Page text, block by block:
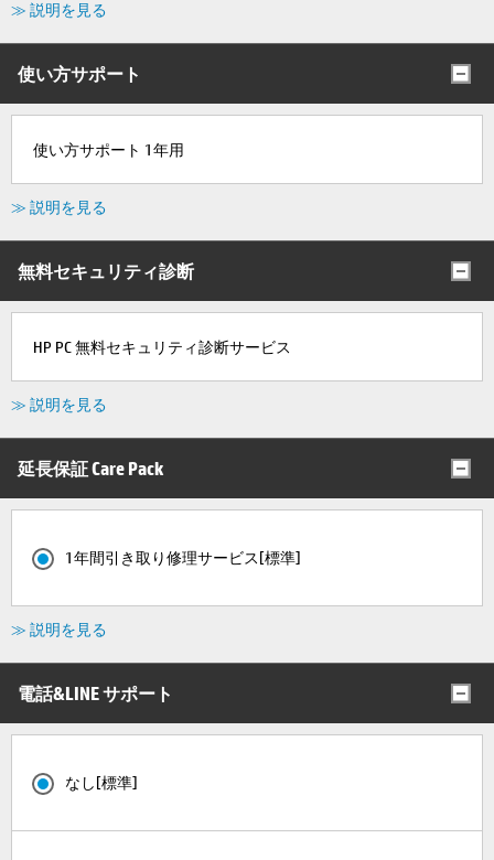
≫ 説明を見る
使い方サポート
使い方サポート 1年用
≫ 説明を見る
無料セキュリティ診断
HP PC 無料セキュリティ診断サービス
≫ 説明を見る
延長保証 Care Pack
1年間引き取り修理サービス[標準]
≫ 説明を見る
電話&LINE サポート
なし[標準]